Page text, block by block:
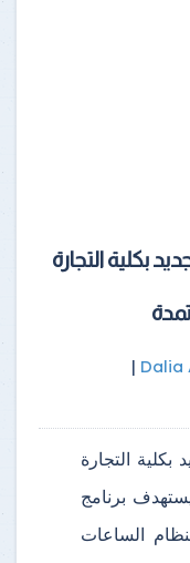
بكلية التجارة
Dalia
|
بكلية التجارة
برنامج
الساعات